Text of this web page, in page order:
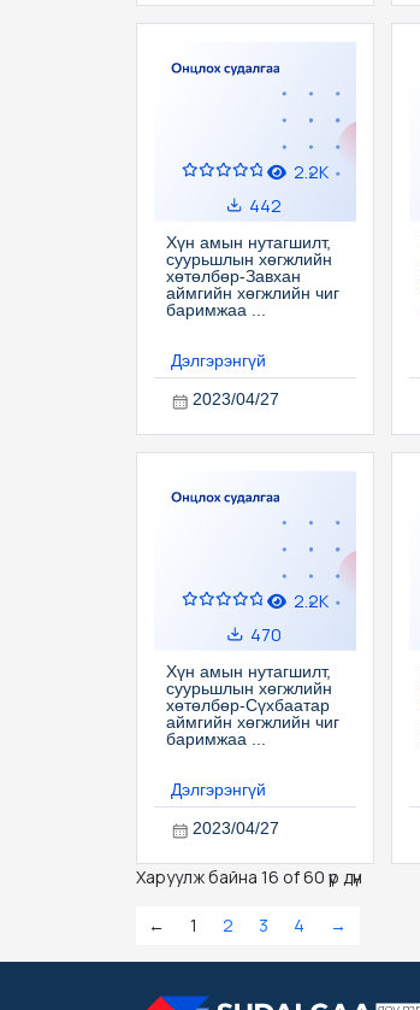
2.2K
442
Хүн амын нутагшилт,
суурьшлын хөгжлийн
хөтөлбөр-Завхан
аймгийн хөгжлийн чиг
баримжаа ...
Дэлгэрэнгүй
2023/04/27
2.2K
470
Хүн амын нутагшилт,
суурьшлын хөгжлийн
хөтөлбөр-Сүхбаатар
аймгийн хөгжлийн чиг
баримжаа ...
Дэлгэрэнгүй
2023/04/27
Харуулж байна 16 of 60 үр дүн
← 1 2 3 4 →